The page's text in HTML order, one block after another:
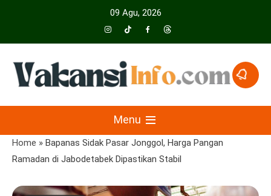
09 Agu, 2026
VakansiinfoMenu
Home » Bapanas Sidak Pasar Jonggol, Harga Pangan
Ramadan di Jabodetabek Dipastikan Stabil